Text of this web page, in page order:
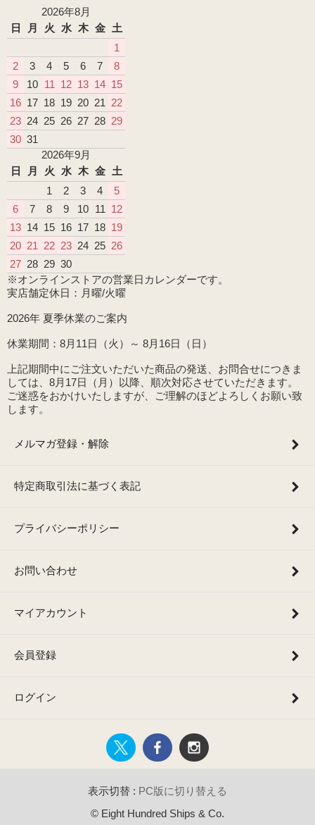
2026年8月
日
月 火 水 木 金
土
1
2
3 4 5 6 7
8
9
10 11 12 13 14 15
16 17 18 19 20 21 22
23 24 25 26 27 28 29
30 31
2026年9月
日
月 火 水 木 金
土
1
2 3 4
5
6
7 8 9 10 11 12
13 14 15 16 17 18 19
20 21 22 23 24 25 26
27 28 29 30
※オンラインストアの営業日カレンダーです。
実店舗定休日：月曜/火曜
2026年 夏季休業のご案内
休業期間：8月11日（火）～ 8月16日（日）
上記期間中にご注文いただいた商品の発送、お問合せにつきま
しては、8月17日（月）以降、順次対応させていただきます。
ご迷惑をおかけいたしますが、ご理解のほどよろしくお願い致
します。
メルマガ登録・解除
特定商取引法に基づく表記
プライバシーポリシー
お問い合わせ
マイアカウント
会員登録
ログイン
表示切替 : PC版に切り替える
© Eight Hundred Ships & Co.